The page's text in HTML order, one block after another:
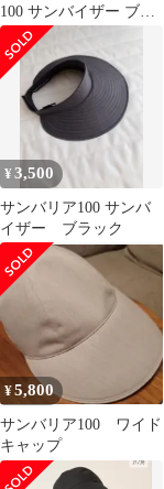
100 サンバイザー ブラ
ック
¥3,500
サンバリア100 サンバ
イザー ブラック
¥5,800
サンバリア100 ワイド
キャップ